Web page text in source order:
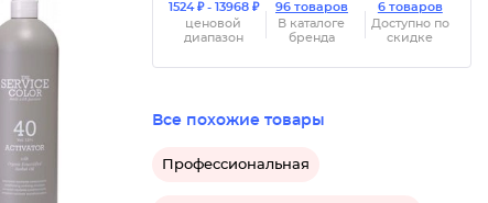
1524 ₽ - 13968 ₽
ценовой
диапазон
96 товаров
В каталоге
бренда
6 товаров
Доступно по
скидке
Все похожие товары
Профессиональная